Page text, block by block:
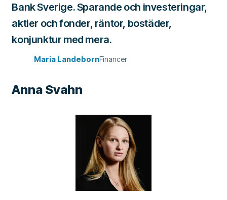
Bank Sverige. Sparande och investeringar,
aktier och fonder, räntor, bostäder,
konjunktur med mera.
Maria LandebornFinancer
Anna Svahn